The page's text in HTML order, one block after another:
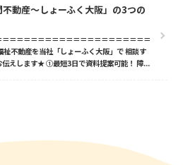
不動産〜しょーふく大阪」の3つの
＝＝＝＝＝＝＝＝＝＝＝＝＝＝＝＝＝＝＝＝
不動産を当社「しょーふく大阪」で 相談す
伝えします★ ①最短3日で資料提案可能！ 障...